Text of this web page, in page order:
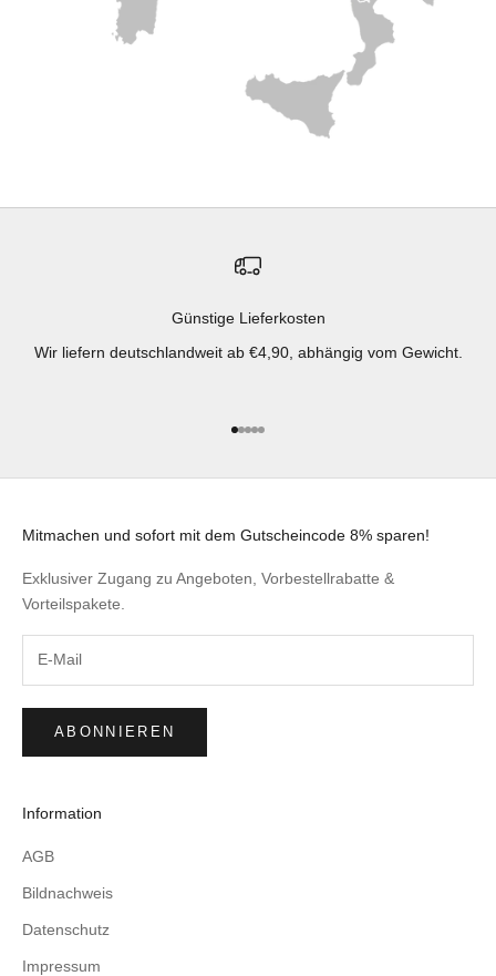
Günstige Lieferkosten
Wir liefern deutschlandweit ab €4,90, abhängig vom Gewicht.
Gehe zu Element 1
Gehe zu Element 2
Gehe zu Element 3
Gehe zu Element 4
Gehe zu Element 5
Mitmachen und sofort mit dem Gutscheincode 8% sparen!
Exklusiver Zugang zu Angeboten, Vorbestellrabatte &
Vorteilspakete.
ABONNIEREN
Information
AGB
Bildnachweis
Datenschutz
Impressum